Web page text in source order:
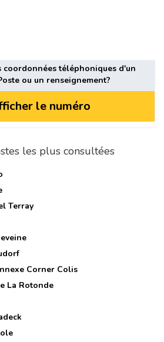
coordonnées téléphoniques d'un
ou un renseignement?
le numéro
les plus consultées
Terray
Corner Colis
La Rotonde